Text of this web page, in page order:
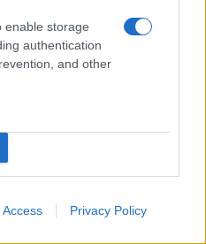
enable storage
authentication
and other
Access Privacy Policy
batane
potrete raggiungere